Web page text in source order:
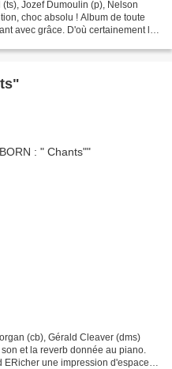
Jozef Dumoulin (p), Nelson
choc absolu ! Album de toute
avec grâce. D'où certainement le
(cb), Gérald Cleaver (dms)
et la reverb donnée au piano.
une impression d'espaces